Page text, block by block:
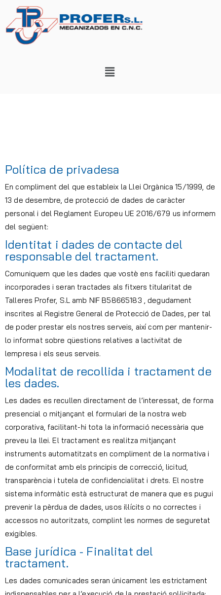
Política de privadesa
En compliment del que estableix la Llei Orgànica 15/1999, de
13 de desembre, de protecció de dades de caràcter
personal i del Reglament Europeu UE 2016/679 us informem
del següent:
Identitat i dades de contacte del
responsable del tractament.
Comuniquem que les dades que vostè ens faciliti quedaran
incorporades i seran tractades als fitxers titularitat de
Talleres Profer, S.L amb NIF B58665183 , degudament
inscrites al Registre General de Protecció de Dades, per tal
de poder prestar els nostres serveis, així com per mantenir-
lo informat sobre qüestions relatives a lactivitat de
lempresa i els seus serveis.
Modalitat de recollida i tractament de
les dades.
Les dades es recullen directament de l’interessat, de forma
presencial o mitjançant el formulari de la nostra web
corporativa, facilitant-hi tota la informació necessària que
preveu la llei. El tractament es realitza mitjançant
instruments automatitzats en compliment de la normativa i
de conformitat amb els principis de correcció, licitud,
transparència i tutela de confidencialitat i drets. El nostre
sistema informàtic està estructurat de manera que es pugui
prevenir la pèrdua de dades, usos il·lícits o no correctes i
accessos no autoritzats, complint les normes de seguretat
exigibles.
Base jurídica - Finalitat del
tractament.
Les dades comunicades seran únicament les estrictament